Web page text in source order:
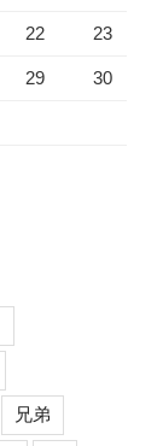
22 23
29 30
兄弟